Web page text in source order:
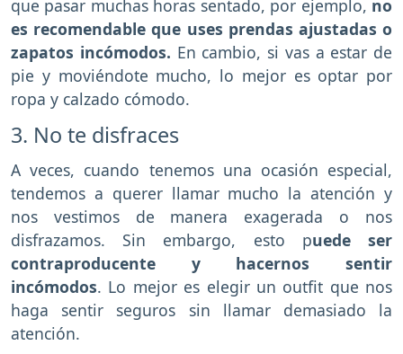
que pasar muchas horas sentado, por ejemplo, no
es recomendable que uses prendas ajustadas o
zapatos incómodos. En cambio, si vas a estar de
pie y moviéndote mucho, lo mejor es optar por
ropa y calzado cómodo.
3. No te disfraces
A veces, cuando tenemos una ocasión especial,
tendemos a querer llamar mucho la atención y
nos vestimos de manera exagerada o nos
disfrazamos. Sin embargo, esto puede ser
contraproducente y hacernos sentir
incómodos. Lo mejor es elegir un outfit que nos
haga sentir seguros sin llamar demasiado la
atención.